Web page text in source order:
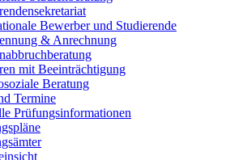
Bewerber und Studierende
& Anrechnung
mit Beeinträchtigung
Beratung
Termine
Prüfungsinformationen